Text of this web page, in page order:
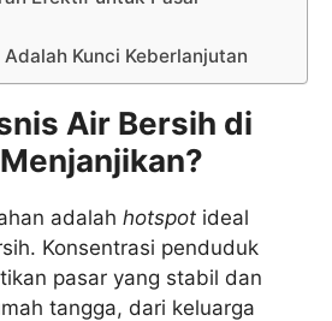
Kunci Keberlanjutan
Air Bersih di
adalah hotspot ideal
Konsentrasi penduduk
pasar yang stabil dan
tangga, dari keluarga